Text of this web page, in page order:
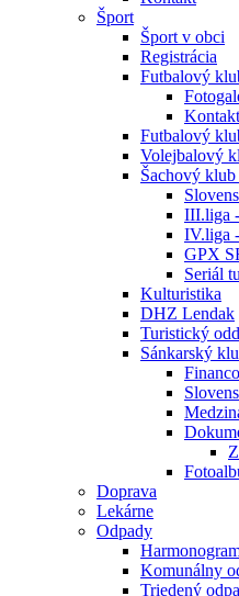
Šport
Šport v obci
Registrácia
Futbalový
Kontakt
Futbalový
Volejbalový
Šachový
III.liga
IV.liga
GPX
Seriál
Kulturistika
DHZ Lendak
Turistický
Sánkarský
Doprava
Lekárne
Odpady
Komunálny
Triedený